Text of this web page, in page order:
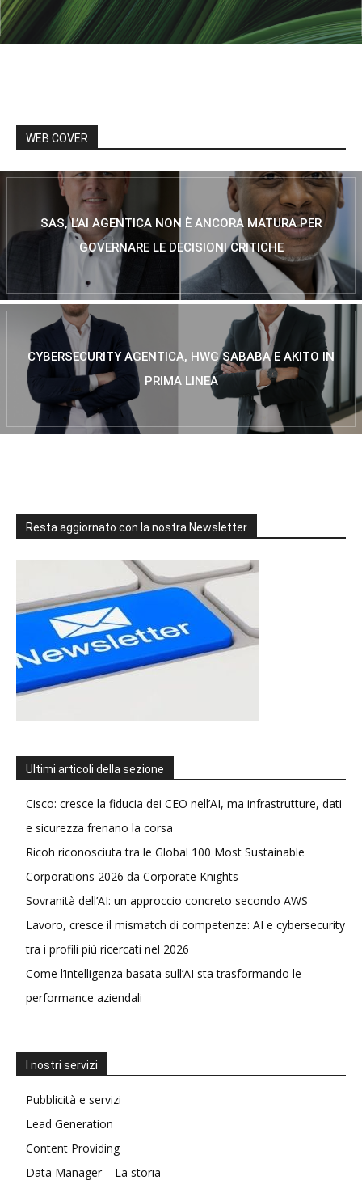
WEB COVER
SAS, L’AI AGENTICA NON È ANCORA MATURA PER
GOVERNARE LE DECISIONI CRITICHE
CYBERSECURITY AGENTICA, HWG SABABA E AKITO IN
PRIMA LINEA
Resta aggiornato con la nostra Newsletter
Ultimi articoli della sezione
Cisco: cresce la fiducia dei CEO nell’AI, ma infrastrutture, dati
e sicurezza frenano la corsa
Ricoh riconosciuta tra le Global 100 Most Sustainable
Corporations 2026 da Corporate Knights
Sovranità dell’AI: un approccio concreto secondo AWS
Lavoro, cresce il mismatch di competenze: AI e cybersecurity
tra i profili più ricercati nel 2026
Come l’intelligenza basata sull’AI sta trasformando le
performance aziendali
I nostri servizi
Pubblicità e servizi
Lead Generation
Content Providing
Data Manager – La storia